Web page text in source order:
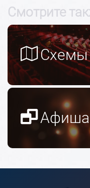
Смотрите
Схемы
Афиша